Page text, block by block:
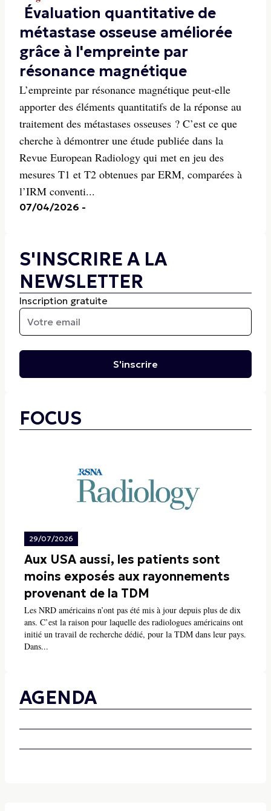
Évaluation quantitative de
métastase osseuse améliorée
grâce à l'empreinte par
résonance magnétique
L’empreinte par résonance magnétique peut-elle
apporter des éléments quantitatifs de la réponse au
traitement des métastases osseuses ? C’est ce que
cherche à démontrer une étude publiée dans la
Revue European Radiology qui met en jeu des
mesures T1 et T2 obtenues par ERM, comparées à
l’IRM conventi...
07/04/2026 -
S'INSCRIRE A LA
NEWSLETTER
Inscription gratuite
S'inscrire
FOCUS
29/07/2026
Aux USA aussi, les patients sont
moins exposés aux rayonnements
provenant de la TDM
Les NRD américains n’ont pas été mis à jour depuis plus de dix
ans. C’est la raison pour laquelle des radiologues américains ont
initié un travail de recherche dédié, pour la TDM dans leur pays.
Dans...
AGENDA